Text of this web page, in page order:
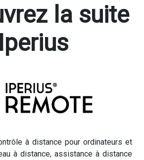
la suite
Iperius
à distance pour ordinateurs et
à distance, assistance à distance